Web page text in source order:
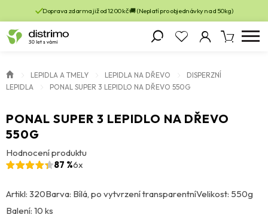
Doprava zdarma již od 1200 kč 🚚 (Neplatí pro objednávky nad 50kg)
LEPIDLA A TMELY LEPIDLA NA DŘEVO
DISPERZNÍ
LEPIDLA
PONAL SUPER 3 LEPIDLO NA DŘEVO 550G
PONAL SUPER 3 LEPIDLO NA DŘEVO
550G
Hodnocení produktu
87 %6x
Artikl: 320Barva: Bílá, po vytvrzení transparentníVelikost: 550g
Balení: 10 ks